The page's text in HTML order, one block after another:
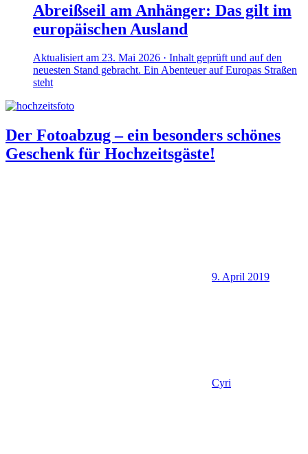
Abreißseil am Anhänger: Das gilt im
europäischen Ausland
Aktualisiert am 23. Mai 2026 · Inhalt geprüft und auf den
neuesten Stand gebracht. Ein Abenteuer auf Europas Straßen
steht
Der Fotoabzug – ein besonders schönes
Geschenk für Hochzeitsgäste!
9. April 2019
Cyri